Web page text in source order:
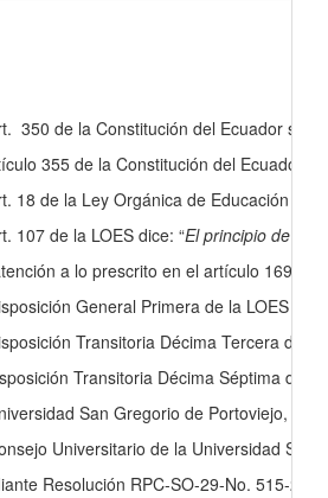
350 de la Constitución del Ecuador
355 de la Constitución del Ecuador,
18 de la Ley Orgánica de Educación
107 de la LOES dice: “El principio de
a lo prescrito en el artículo 169 de
General Primera de la LOES
Transitoria Décima Tercera de la
Transitoria Décima Séptima de
San Gregorio de Portoviejo, es
Universitario de la Universidad
Resolución RPC-SO-29-No. 515-